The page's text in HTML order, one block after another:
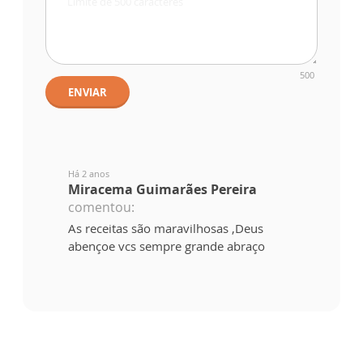
500
ENVIAR
Há 2 anos
Miracema Guimarães Pereira
comentou:
As receitas são maravilhosas ,Deus
abençoe vcs sempre grande abraço